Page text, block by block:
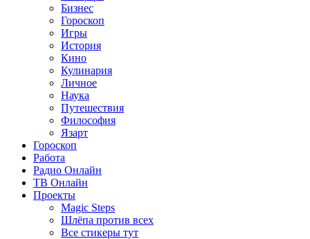
Бизнес
Гороскоп
Игры
История
Кино
Кулинария
Личное
Наука
Путешествия
Философия
Язарт
Гороскоп
Работа
Радио Онлайн
ТВ Онлайн
Проекты
Magic Steps
Шлёпа против всех
Все стикеры тут